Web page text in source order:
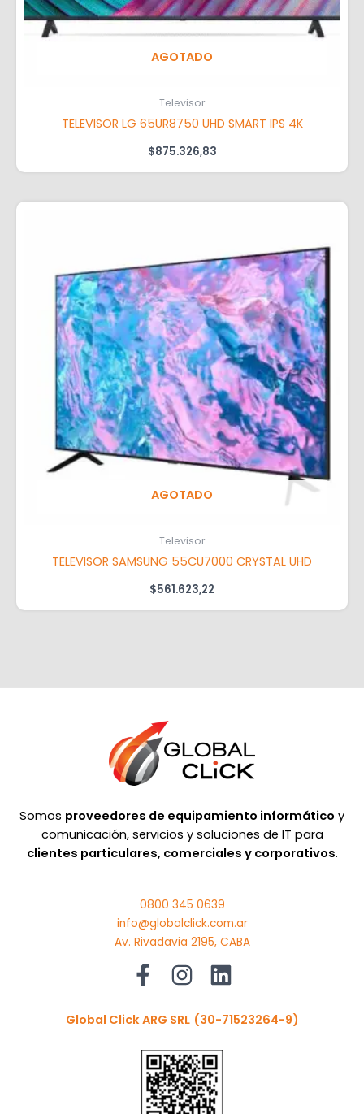
AGOTADO
Televisor
TELEVISOR LG 65UR8750 UHD SMART IPS 4K
$875.326,83
AGOTADO
Televisor
TELEVISOR SAMSUNG 55CU7000 CRYSTAL UHD
$561.623,22
Somos proveedores de equipamiento informático y
comunicación, servicios y soluciones de IT para
clientes particulares, comerciales y corporativos.
0800 345 0639
info@globalclick.com.ar
Av. Rivadavia 2195, CABA
Global Click ARG SRL (30-71523264-9)